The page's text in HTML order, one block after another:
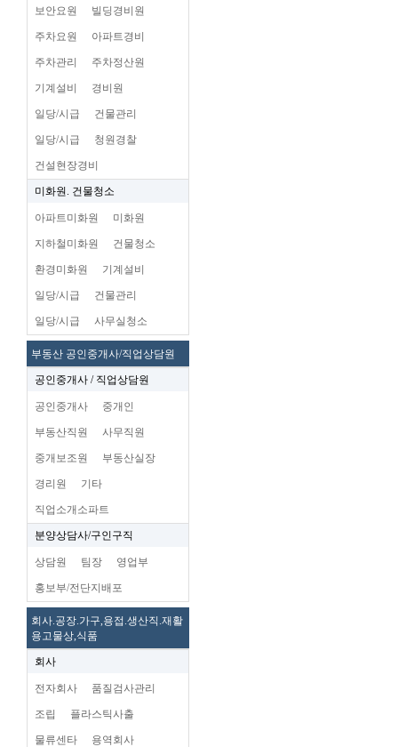
보안요원 빌딩경비원
주차요원 아파트경비
주차관리 주차정산원
기계설비 경비원
일당/시급 건물관리
일당/시급 청원경찰
건설현장경비
미화원. 건물청소
아파트미화원 미화원
지하철미화원 건물청소
환경미화원 기계설비
일당/시급 건물관리
일당/시급 사무실청소
부동산 공인중개사/직업상담원
공인중개사 / 직업상담원
공인중개사 중개인
부동산직원 사무직원
중개보조원 부동산실장
경리원 기타
직업소개소파트
분양상담사/구인구직
상담원 팀장 영업부
홍보부/전단지배포
회사.공장.가구,용접.생산직.재활
용고물상,식품
회사
전자회사 품질검사관리
조립 플라스틱사출
물류센타 용역회사